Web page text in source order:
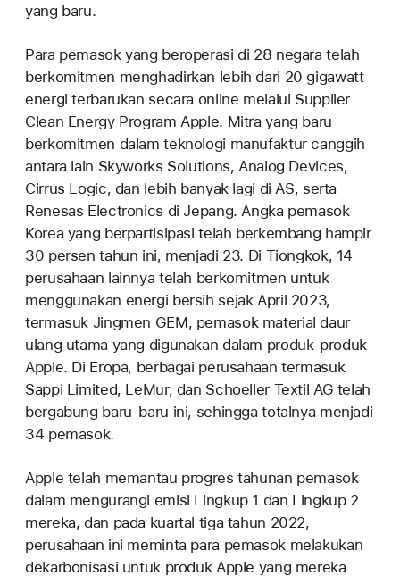
yang baru.
Para pemasok yang beroperasi di 28 negara telah
berkomitmen menghadirkan lebih dari 20 gigawatt
energi terbarukan secara online melalui Supplier
Clean Energy Program Apple. Mitra yang baru
berkomitmen dalam teknologi manufaktur canggih
antara lain Skyworks Solutions, Analog Devices,
Cirrus Logic, dan lebih banyak lagi di AS, serta
Renesas Electronics di Jepang. Angka pemasok
Korea yang berpartisipasi telah berkembang hampir
30 persen tahun ini, menjadi 23. Di Tiongkok, 14
perusahaan lainnya telah berkomitmen untuk
menggunakan energi bersih sejak April 2023,
termasuk Jingmen GEM, pemasok material daur
ulang utama yang digunakan dalam produk-produk
Apple. Di Eropa, berbagai perusahaan termasuk
Sappi Limited, LeMur, dan Schoeller Textil AG telah
bergabung baru-baru ini, sehingga totalnya menjadi
34 pemasok.
Apple telah memantau progres tahunan pemasok
dalam mengurangi emisi Lingkup 1 dan Lingkup 2
mereka, dan pada kuartal tiga tahun 2022,
perusahaan ini meminta para pemasok melakukan
dekarbonisasi untuk produk Apple yang mereka